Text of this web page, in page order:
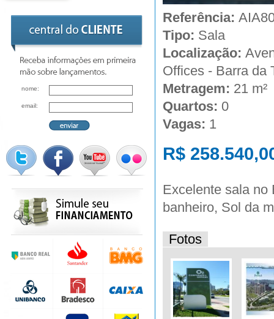
nome:
email:
Referência:
Tipo: Sala
Localização:
Offices - Barra da
Metragem: 21 m²
Quartos: 0
Vagas: 1
R$
Excelente sala no
banheiro, Sol da
Fotos